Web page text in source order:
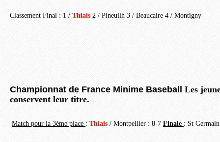
Classement Final : 1 / Thiais 2 / Pineuilh 3 / Beaucaire 4 / Montigny
Championnat de France Minime Baseball Les
conservent leur titre.
Match pour la 3ème place : Thiais / Montpellier : 8-7 Finale : St